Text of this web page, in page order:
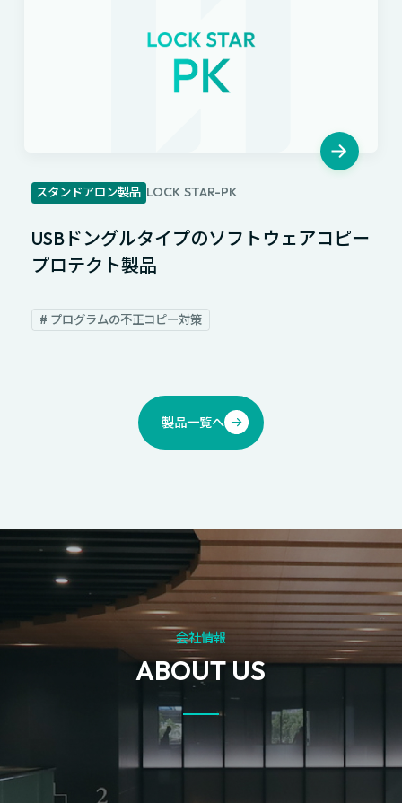
スタンドアロン製品 LOCK STAR-PK
USBドングルタイプのソフトウェアコピー
プロテクト製品
# プログラムの不正コピー対策
製品一覧へ
会社情報
ABOUT US